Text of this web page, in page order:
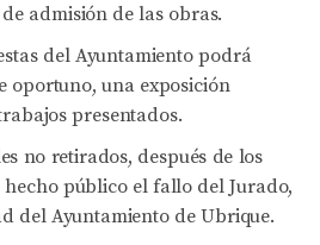
admisión de las obras.
del Ayuntamiento podrá
oportuno, una exposición
presentados.
no retirados, después de los
público el fallo del Jurado,
del Ayuntamiento de Ubrique.